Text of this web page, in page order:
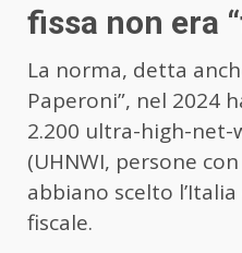
fissa non era
La norma, detta
Paperoni”, nel 2024
2.200 ultra-high-
(UHNWI, persone
abbiano scelto
fiscale.